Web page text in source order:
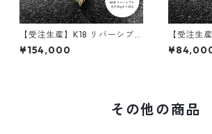
【受注生産】K18 リバーシブル
ペンダント | ロンバスクラシッ
ク+額縁フレーム30g用 | 30g
¥154,000
【受注生
ペンダン
ダイヤモ
その他の商品